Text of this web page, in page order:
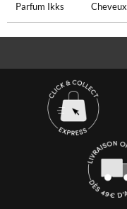
Parfum Ikks
Cheveux